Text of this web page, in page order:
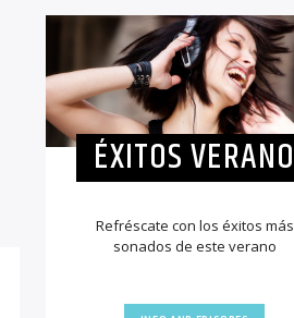
ÉXITOS VERANO
Refréscate con los éxitos más
sonados de este verano